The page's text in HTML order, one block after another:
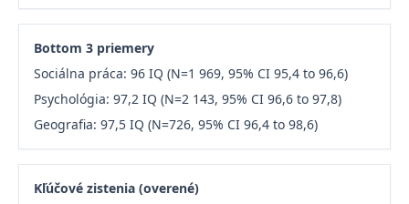
Bottom 3 priemery
Sociálna práca: 96 IQ (N=1 969, 95% CI 95,4 to 96,6)
Psychológia: 97,2 IQ (N=2 143, 95% CI 96,6 to 97,8)
Geografia: 97,5 IQ (N=726, 95% CI 96,4 to 98,6)
Kľúčové zistenia (overené)